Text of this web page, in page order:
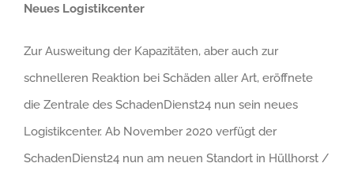
Neues Logistikcenter
Zur Ausweitung der Kapazitäten, aber auch zur
schnelleren Reaktion bei Schäden aller Art, eröffnete
die Zentrale des SchadenDienst24 nun sein neues
Logistikcenter. Ab November 2020 verfügt der
SchadenDienst24 nun am neuen Standort in Hüllhorst /